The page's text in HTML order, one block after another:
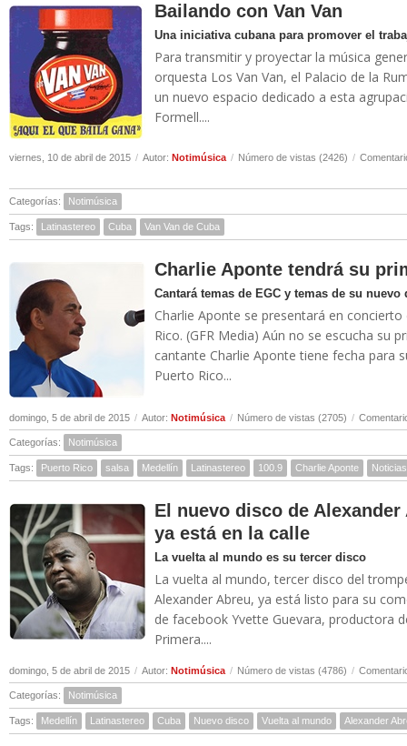
Bailando con Van Van
Una iniciativa cubana para promover el
Para transmitir y proyectar la música
orquesta Los Van Van, el Palacio de la
un nuevo espacio dedicado a esta
Formell....
viernes, 10 de abril de 2015 / Autor: Notimúsica / Número de vistas (2426) /
Categorías: Notimúsica
Tags: Latinastereo Cuba Van Van de Cuba
Charlie Aponte tendrá su
Cantará temas de EGC y temas de su nuevo
Charlie Aponte se presentará en
Rico. (GFR Media) Aún no se escucha su
cantante Charlie Aponte tiene fecha para
Puerto Rico...
domingo, 5 de abril de 2015 / Autor: Notimúsica / Número de vistas (2705) /
Categorías: Notimúsica
Tags: Puerto Rico salsa Medellín Latinastereo 100.9 Charlie Aponte
El nuevo disco de
ya está en la calle
La vuelta al mundo es su tercer disco
La vuelta al mundo, tercer disco del
Alexander Abreu, ya está listo para su
de facebook Yvette Guevara, productora
Primera....
domingo, 5 de abril de 2015 / Autor: Notimúsica / Número de vistas (4786) /
Categorías: Notimúsica
Tags: Medellín Latinastereo Cuba Nuevo disco Vuelta al mundo Alexander